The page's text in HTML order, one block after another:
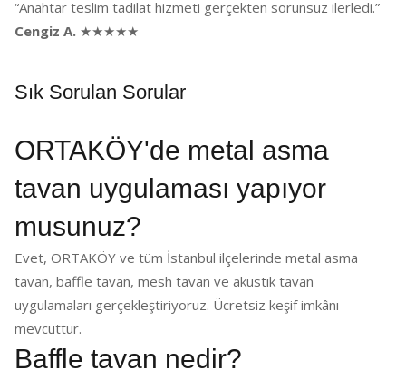
“Anahtar teslim tadilat hizmeti gerçekten sorunsuz ilerledi.”
Cengiz A. ★★★★★
Sık Sorulan Sorular
ORTAKÖY'de metal asma
tavan uygulaması yapıyor
musunuz?
Evet, ORTAKÖY ve tüm İstanbul ilçelerinde metal asma
tavan, baffle tavan, mesh tavan ve akustik tavan
uygulamaları gerçekleştiriyoruz. Ücretsiz keşif imkânı
mevcuttur.
Baffle tavan nedir?